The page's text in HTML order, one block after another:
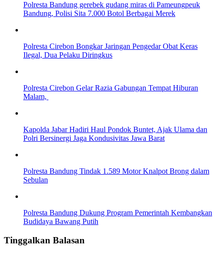
Polresta Bandung gerebek gudang miras di Pameungpeuk
Bandung, Polisi Sita 7.000 Botol Berbagai Merek
Polresta Cirebon Bongkar Jaringan Pengedar Obat Keras
Ilegal, Dua Pelaku Diringkus
Polresta Cirebon Gelar Razia Gabungan Tempat Hiburan
Malam,
Kapolda Jabar Hadiri Haul Pondok Buntet, Ajak Ulama dan
Polri Bersinergi Jaga Kondusivitas Jawa Barat
Polresta Bandung Tindak 1.589 Motor Knalpot Brong dalam
Sebulan
Polresta Bandung Dukung Program Pemerintah Kembangkan
Budidaya Bawang Putih
Tinggalkan Balasan